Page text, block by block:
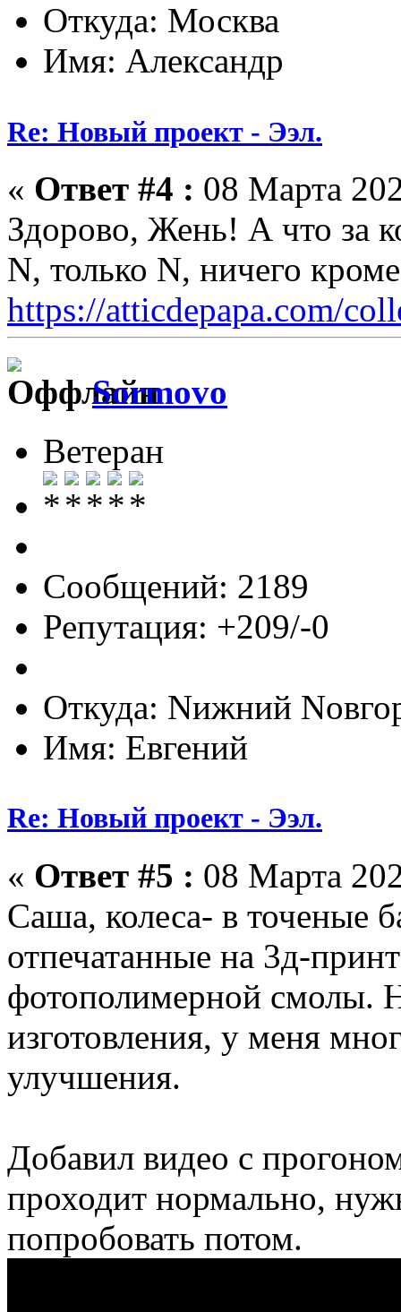
Откуда: Москва
Имя: Александр
Re: Новый проект - Ээл.
« Ответ #4 : 08 Марта
Здорово, Жень! А что за
N, только N, ничего
https://atticdepapa.com/
Sormovo
Ветеран
Сообщений: 2189
Репутация: +209/-0
Откуда: Nижний
Имя: Евгений
Re: Новый проект - Ээл.
« Ответ #5 : 08 Марта
Саша, колеса- в точеные
отпечатанные на 3д-
фотополимерной смолы.
изготовления, у меня
улучшения.
Добавил видео с
проходит нормально,
попробовать потом.